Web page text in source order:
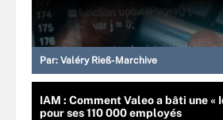
Par: Valéry Rieß-Marchive
IAM : Comment Valeo a bâti une
pour ses 110 000 employés